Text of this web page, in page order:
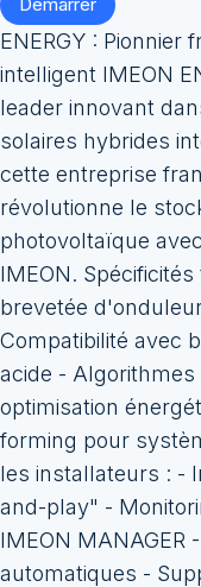
ENERGY :
intelligent IMEON
leader innovant
solaires hybrides
cette entreprise
révolutionne le
photovoltaïque
IMEON.
brevetée
Compatibilité avec
acide -
optimisation
forming pour
les installateurs : -
and-play" -
IMEON MANAGER
automatiques -